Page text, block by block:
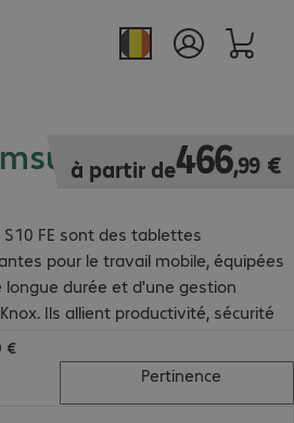
Galaxy Tab
FE sont des tablettes
pour le travail mobile, équipées
longue durée et d'une gestion
Ils allient productivité, sécurité
en entreprise.
à partir de466,99 €
466,99 €
€
€
Pertinence